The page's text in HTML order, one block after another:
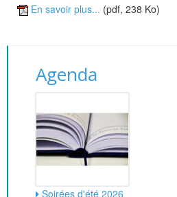
En savoir plus... (pdf, 238 Ko)
Agenda
Soirées d'été 2026